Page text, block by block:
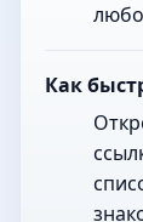
Как